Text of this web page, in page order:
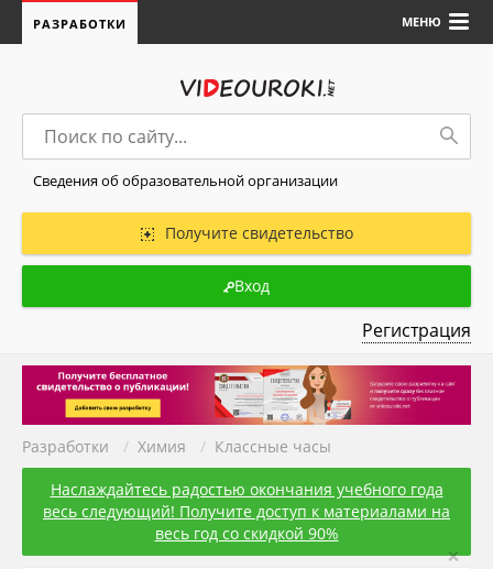
МЕНЮ
РАЗРАБОТКИ
Сведения об образовательной организации
Получите свидетельство
Вход
Регистрация
Разработки / Химия / Классные часы
Наслаждайтесь радостью окончания учебного года
весь следующий! Получите доступ к материалами на
весь год со скидкой 90%
×